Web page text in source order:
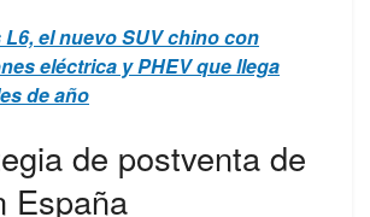
L6, el nuevo SUV chino con
eléctrica y PHEV que llega
de año
de postventa de
España